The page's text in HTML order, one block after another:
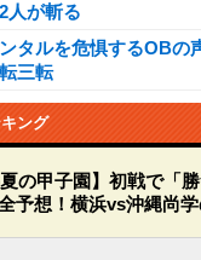
人が斬る
タルを危惧するOBの
三転
ング
夏の甲子園】初戦で「
予想！横浜vs沖縄尚